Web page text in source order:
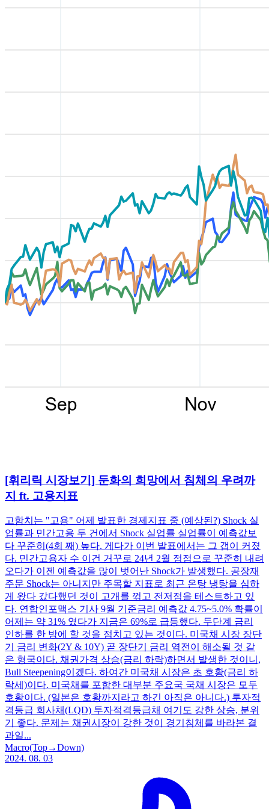
[휘리릭 시장보기] 둔화의 희망에서 침체의 우려까
지 ft. 고용지표
고함치는 "고용" 어제 발표한 경제지표 중 (예상된?) Shock 실
업률과 민간고용 두 건에서 Shock 실업률 실업률이 예측값보
다 꾸준히(4회 째) 높다. 게다가 이번 발표에서는 그 갭이 커졌
다. 민간고용자 수 이건 거꾸로 24년 2월 정점으로 꾸준히 내려
오다가 이젠 예측값을 많이 벗어난 Shock가 발생했다. 공장재
주문 Shock는 아니지만 주목할 지표로 최근 온탕 냉탕을 심하
게 왔다 갔다했던 것이 고개를 꺾고 전저점을 테스트하고 있
다. 연합인포맥스 기사 9월 기준금리 예측값 4.75~5.0% 확률이
어제는 약 31% 였다가 지금은 69%로 급등했다. 두단계 금리
인하를 한 방에 할 것을 점치고 있는 것이다. 미국채 시장 장단
기 금리 변화(2Y & 10Y) 곧 장단기 금리 역전이 해소될 것 같
은 형국이다. 채권가격 상승(금리 하락)하면서 발생한 것이니,
Bull Steepening이겠다. 하여간 미국채 시장은 초 호황(금리 하
락세)이다. 미국채를 포함한 대부분 주요국 국채 시장은 모두
호황이다. (일본은 호황까지라고 하긴 아직은 아니다.) 투자적
격등급 회사채(LQD) 투자적격등급채 여기도 강한 상승, 분위
기 좋다. 문제는 채권시장이 강한 것이 경기침체를 바라본 결
과일...
Macro(Top→Down)
2024. 08. 03